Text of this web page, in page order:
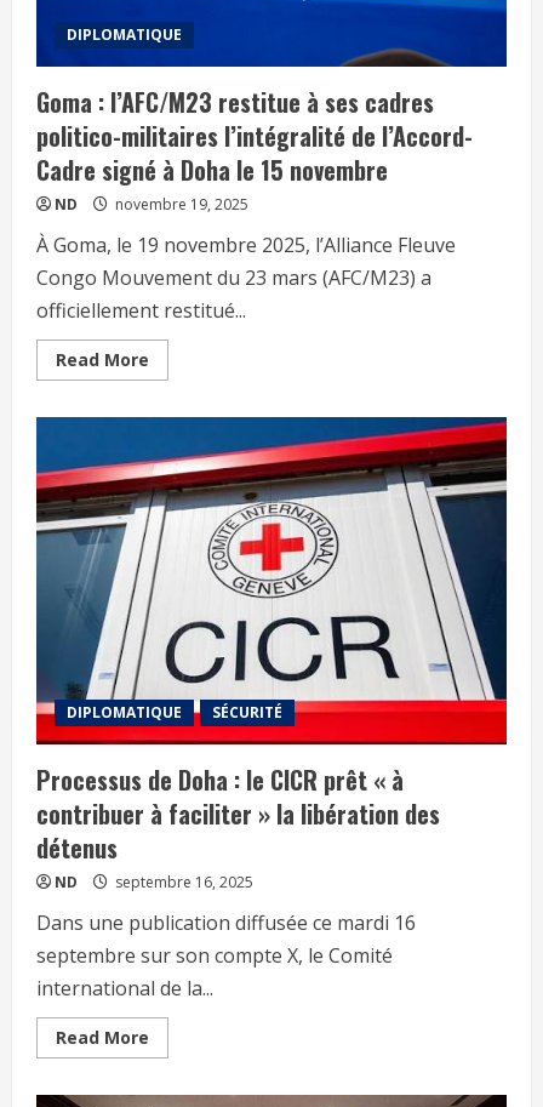
DIPLOMATIQUE
Goma : l’AFC/M23 restitue à ses cadres
politico-militaires l’intégralité de l’Accord-
Cadre signé à Doha le 15 novembre
ND novembre 19, 2025
À Goma, le 19 novembre 2025, l’Alliance Fleuve
Congo Mouvement du 23 mars (AFC/M23) a
officiellement restitué...
Read More
DIPLOMATIQUE SÉCURITÉ
Processus de Doha : le CICR prêt « à
contribuer à faciliter » la libération des
détenus
ND septembre 16, 2025
Dans une publication diffusée ce mardi 16
septembre sur son compte X, le Comité
international de la...
Read More